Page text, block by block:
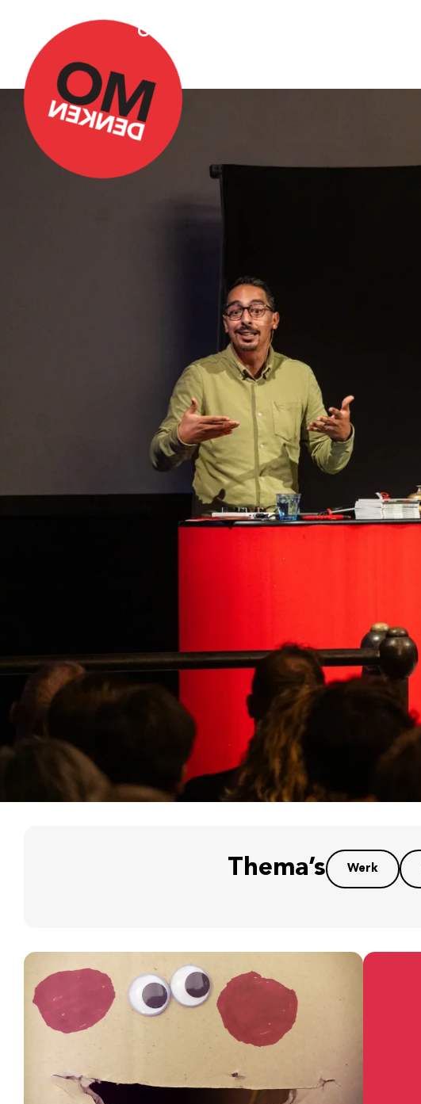
Over Omdenken
Thema’s Werk